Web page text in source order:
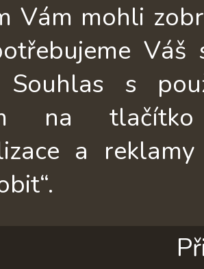
Vám mohli
Souhlas s
na tlačítko
a